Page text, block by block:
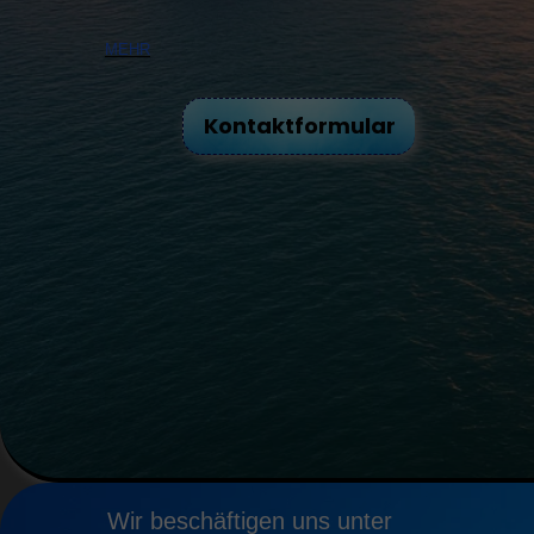
Kontaktformular
MEHR
Wir beschäftigen uns unter